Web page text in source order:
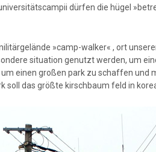
dürfen die hügel
»camp-walker« , ort
situation genutzt werden, um
einen großen park zu schaffen
soll das größte kirschbaum feld in